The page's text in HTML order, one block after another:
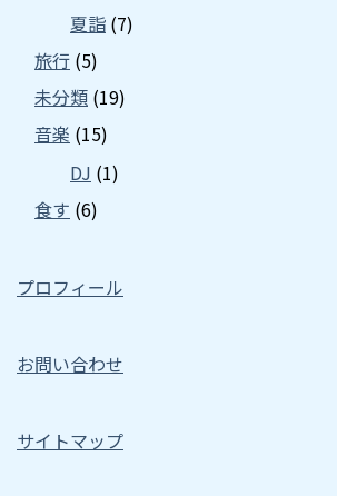
夏詣 (7)
旅行 (5)
未分類 (19)
音楽 (15)
DJ (1)
食す (6)
プロフィール
お問い合わせ
サイトマップ